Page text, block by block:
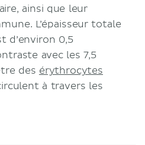
ainsi que leur
L’épaisseur totale
d’environ 0,5
avec les 7,5
des érythrocytes
à travers les